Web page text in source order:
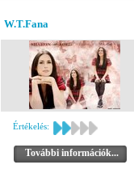
W.T.Fana
Értékelés:
További információk...